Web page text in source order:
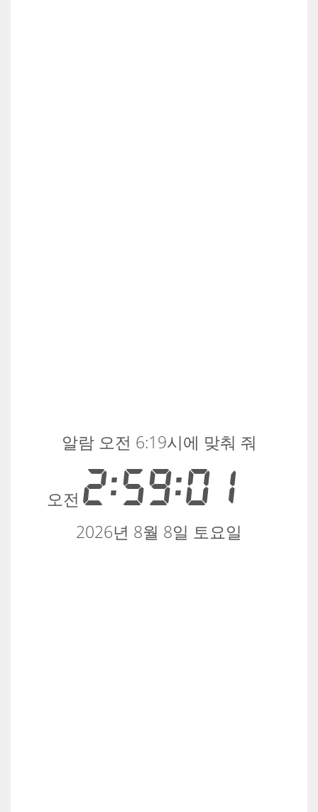
오전 2:59:01
알람 오전 6:19시에 맞춰 줘
2026년 8월 8일 토요일